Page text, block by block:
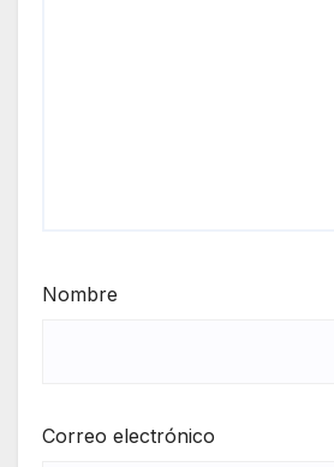
Nombre
Correo electrónico